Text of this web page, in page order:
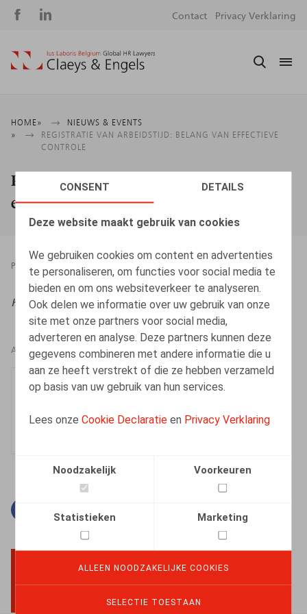
CONSENT DETAILS
Deze website maakt gebruik van cookies
We gebruiken cookies om content en advertenties
te personaliseren, om functies voor social media te
bieden en om ons websiteverkeer te analyseren.
Ook delen we informatie over uw gebruik van onze
site met onze partners voor social media,
adverteren en analyse. Deze partners kunnen deze
gegevens combineren met andere informatie die u
aan ze heeft verstrekt of die ze hebben verzameld
op basis van uw gebruik van hun services.
Lees onzeCookie Declaratie en Privacy Verklaring
Noodzakelijk Voorkeuren
Statistieken Marketing
ALLEEN NOODZAKELIJKE COOKIES
SELECTIE TOESTAAN
Social
Contact Privacy Verklaring
Kruimelpad
HOME
NIEUWS & EVENTS
REGISTRATIE VAN ARBEIDSTIJD: BELANG VAN EFFECTIEVE
CONTROLE
Registratie van arbeidstijd: Belang van
effectieve controle
PRESSROOM 19.09.2025
HR.square (online),19/09/2025
AUTEURS
Nona Laroye
BACK TO TOP